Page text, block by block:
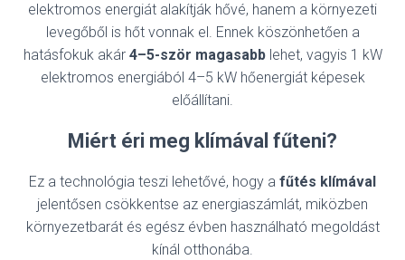
elektromos energiát alakítják hővé, hanem a környezeti
levegőből is hőt vonnak el. Ennek köszönhetően a
hatásfokuk akár 4–5-ször magasabblehet, vagyis 1 kW
elektromos energiából 4–5 kW hőenergiát képesek
előállítani.
Miért éri meg klímával fűteni?
Ez a technológia teszi lehetővé, hogy a fűtés klímával
jelentősen csökkentse az energiaszámlát, miközben
környezetbarát és egész évben használható megoldást
kínál otthonába.